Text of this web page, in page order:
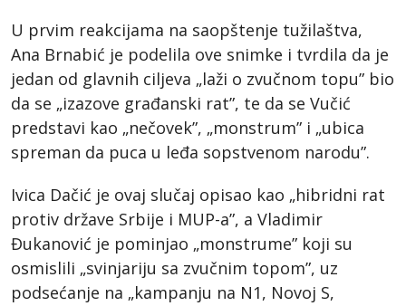
U prvim reakcijama na saopštenje tužilaštva,
Ana Brnabić je podelila ove snimke i tvrdila da je
jedan od glavnih ciljeva „laži o zvučnom topu” bio
da se „izazove građanski rat”, te da se Vučić
predstavi kao „nečovek”, „monstrum” i „ubica
spreman da puca u leđa sopstvenom narodu”.
Ivica Dačić je ovaj slučaj opisao kao „hibridni rat
protiv države Srbije i MUP-a”, a Vladimir
Đukanović je pominjao „monstrume” koji su
osmislili „svinjariju sa zvučnim topom”, uz
podsećanje na „kampanju na N1, Novoj S,